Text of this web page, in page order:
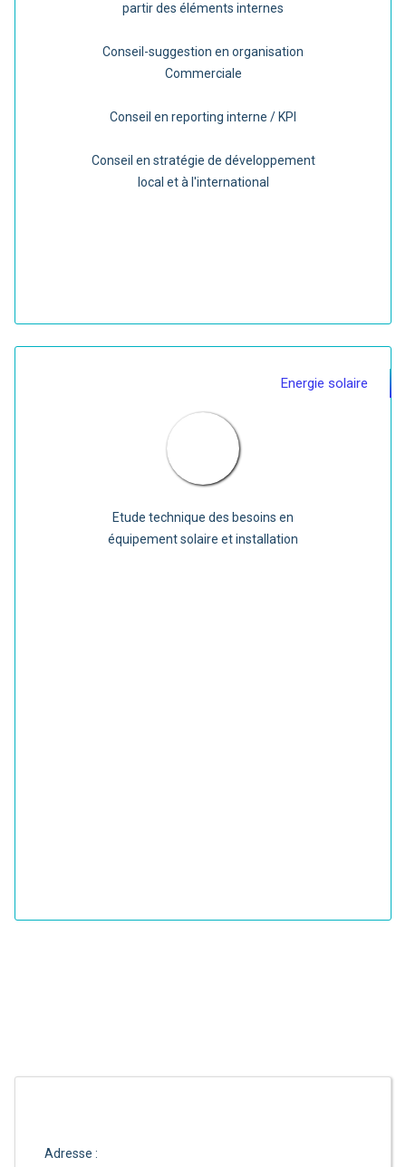
partir des éléments internes
Conseil-suggestion en organisation
Commerciale
Conseil en reporting interne / KPI
Conseil en stratégie de développement
local et à l'international
Energie solaire
Etude technique des besoins en
équipement solaire et installation
Adresse :